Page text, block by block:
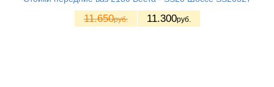
11.650руб. 11.300руб.